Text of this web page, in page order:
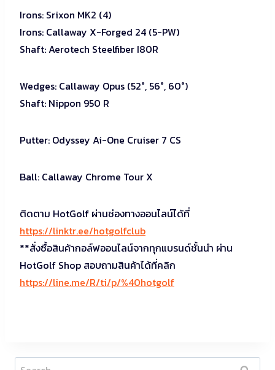
Irons: Srixon MK2 (4)
Irons: Callaway X-Forged 24 (5-PW)
Shaft: Aerotech Steelfiber I80R
Wedges: Callaway Opus (52°, 56°, 60°)
Shaft: Nippon 950 R
Putter: Odyssey Ai-One Cruiser 7 CS
Ball: Callaway Chrome Tour X
ติดตาม HotGolf ผ่านช่องทางออนไลน์ได้ที่
https://linktr.ee/hotgolfclub
**สั่งซื้อสินค้ากอล์ฟออนไลน์จากทุกแบรนด์ชั้นนำ ผ่าน
HotGolf Shop สอบถามสินค้าได้ที่คลิก
https://line.me/R/ti/p/%40hotgolf
Search